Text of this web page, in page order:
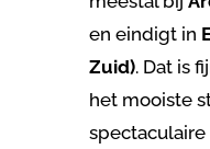
en eindigt in
Zuid). Dat is
het mooiste